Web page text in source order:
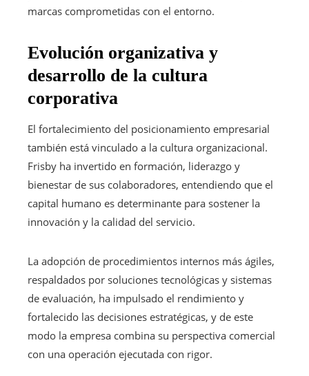
marcas comprometidas con el entorno.
Evolución organizativa y
desarrollo de la cultura
corporativa
El fortalecimiento del posicionamiento empresarial
también está vinculado a la cultura organizacional.
Frisby ha invertido en formación, liderazgo y
bienestar de sus colaboradores, entendiendo que el
capital humano es determinante para sostener la
innovación y la calidad del servicio.
La adopción de procedimientos internos más ágiles,
respaldados por soluciones tecnológicas y sistemas
de evaluación, ha impulsado el rendimiento y
fortalecido las decisiones estratégicas, y de este
modo la empresa combina su perspectiva comercial
con una operación ejecutada con rigor.